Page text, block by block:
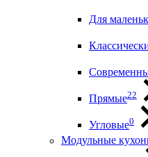
Для
Прямые22
Угловые0
Модульные